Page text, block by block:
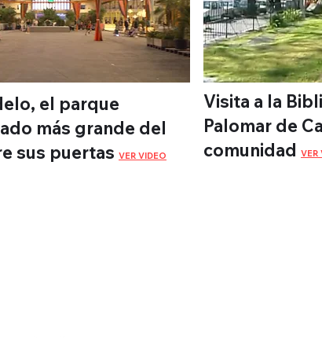
el parque
más grande del
sus puertas VER VIDEO
Visita a la
Palomar de
comunidad VER